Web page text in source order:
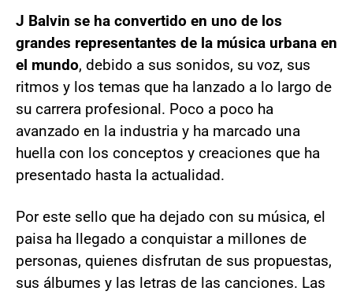
J Balvin se ha convertido en uno de los
grandes representantes de la música urbana en
el mundo, debido a sus sonidos, su voz, sus
ritmos y los temas que ha lanzado a lo largo de
su carrera profesional. Poco a poco ha
avanzado en la industria y ha marcado una
huella con los conceptos y creaciones que ha
presentado hasta la actualidad.
Por este sello que ha dejado con su música, el
paisa ha llegado a conquistar a millones de
personas, quienes disfrutan de sus propuestas,
sus álbumes y las letras de las canciones. Las